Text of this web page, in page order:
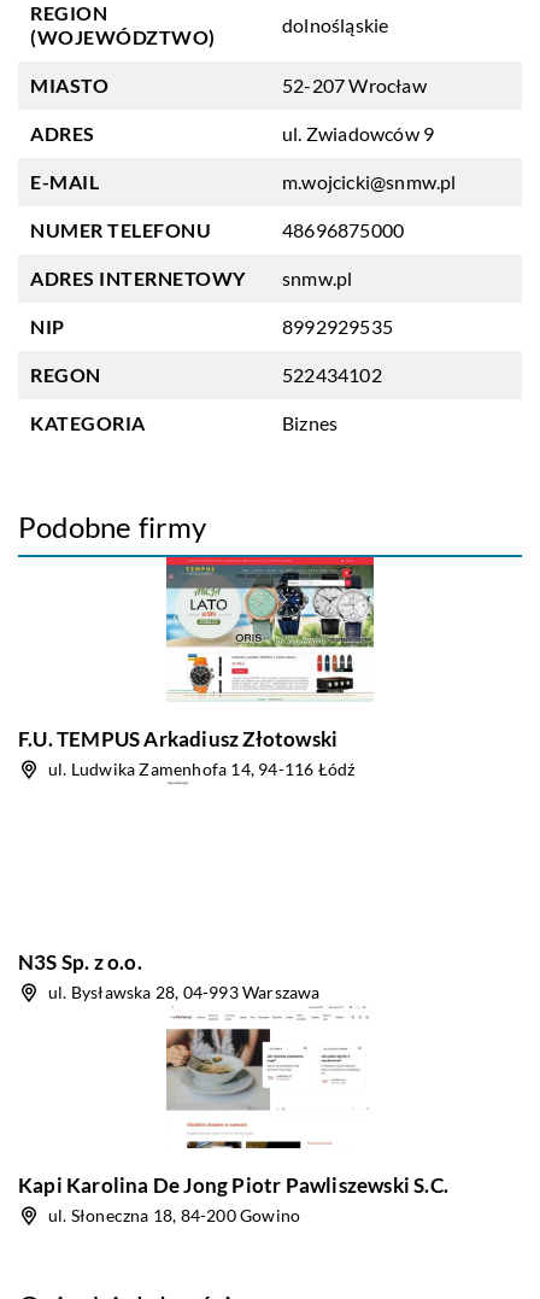
REGION
(WOJEWÓDZTWO)
dolnośląskie
MIASTO 52-207 Wrocław
ADRES ul. Zwiadowców 9
E-MAIL m.wojcicki@snmw.pl
NUMER TELEFONU 48696875000
ADRES INTERNETOWY snmw.pl
NIP 8992929535
REGON 522434102
KATEGORIA Biznes
Podobne firmy
F.U. TEMPUS Arkadiusz Złotowski
ul. Ludwika Zamenhofa 14, 94-116 Łódź
N3S Sp. z o.o.
ul. Bysławska 28, 04-993 Warszawa
Kapi Karolina De Jong Piotr Pawliszewski S.C.
ul. Słoneczna 18, 84-200 Gowino